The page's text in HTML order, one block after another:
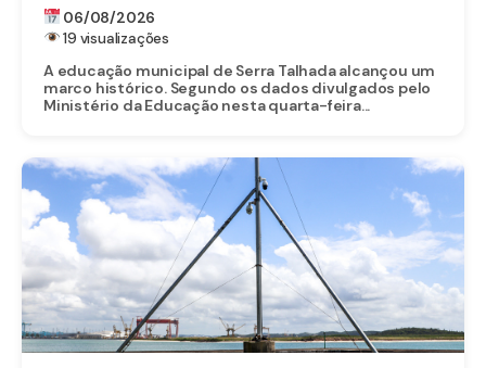
06/08/2026
19 visualizações
A educação municipal de Serra Talhada alcançou um
marco histórico. Segundo os dados divulgados pelo
Ministério da Educação nesta quarta-feira...